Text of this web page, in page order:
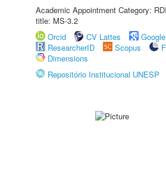
Academic Appointment Category:
title: MS-3.2
Orcid
CV Lattes
ResearcherID
Scopus
Dimensions
Repositório Institucional UNESP